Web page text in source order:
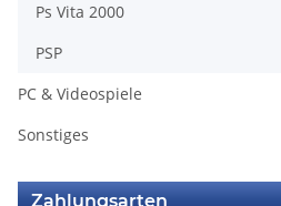
Ps Vita 2000
PSP
PC & Videospiele
Sonstiges
Zahlungsarten